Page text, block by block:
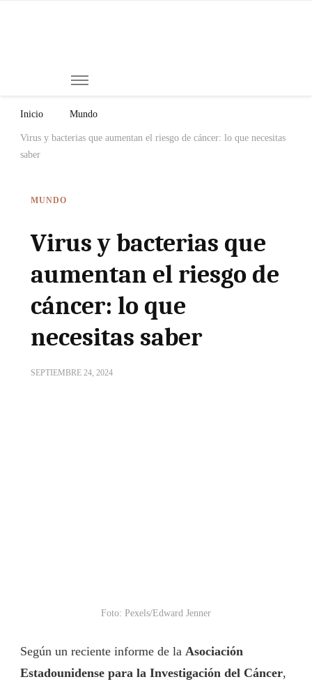
Inicio Mundo
Virus y bacterias que aumentan el riesgo de cáncer: lo que necesitas
saber
MUNDO
Virus y bacterias que
aumentan el riesgo de
cáncer: lo que
necesitas saber
SEPTIEMBRE 24, 2024
Foto: Pexels/Edward Jenner
Según un reciente informe de la Asociación
Estadounidense para la Investigación del Cáncer,